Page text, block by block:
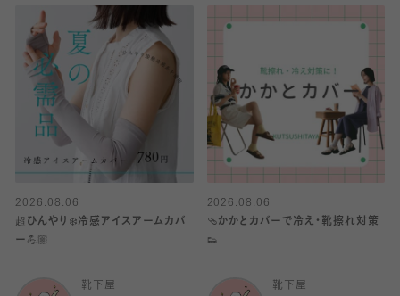
2026.08.06
超ひんやり❄️冷感アイスアームカバ
ー💪🏼
靴下屋
2026.08.06
🩴かかとカバーで冷え・靴擦れ対策
👟
靴下屋